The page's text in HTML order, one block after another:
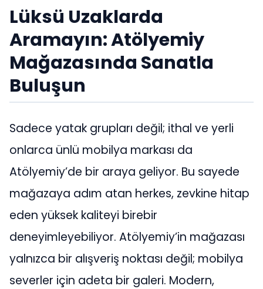
Lüksü Uzaklarda
Aramayın: Atölyemiy
Mağazasında Sanatla
Buluşun
Sadece yatak grupları değil; ithal ve yerli
onlarca ünlü mobilya markası da
Atölyemiy’de bir araya geliyor. Bu sayede
mağazaya adım atan herkes, zevkine hitap
eden yüksek kaliteyi birebir
deneyimleyebiliyor. Atölyemiy’in mağazası
yalnızca bir alışveriş noktası değil; mobilya
severler için adeta bir galeri. Modern,